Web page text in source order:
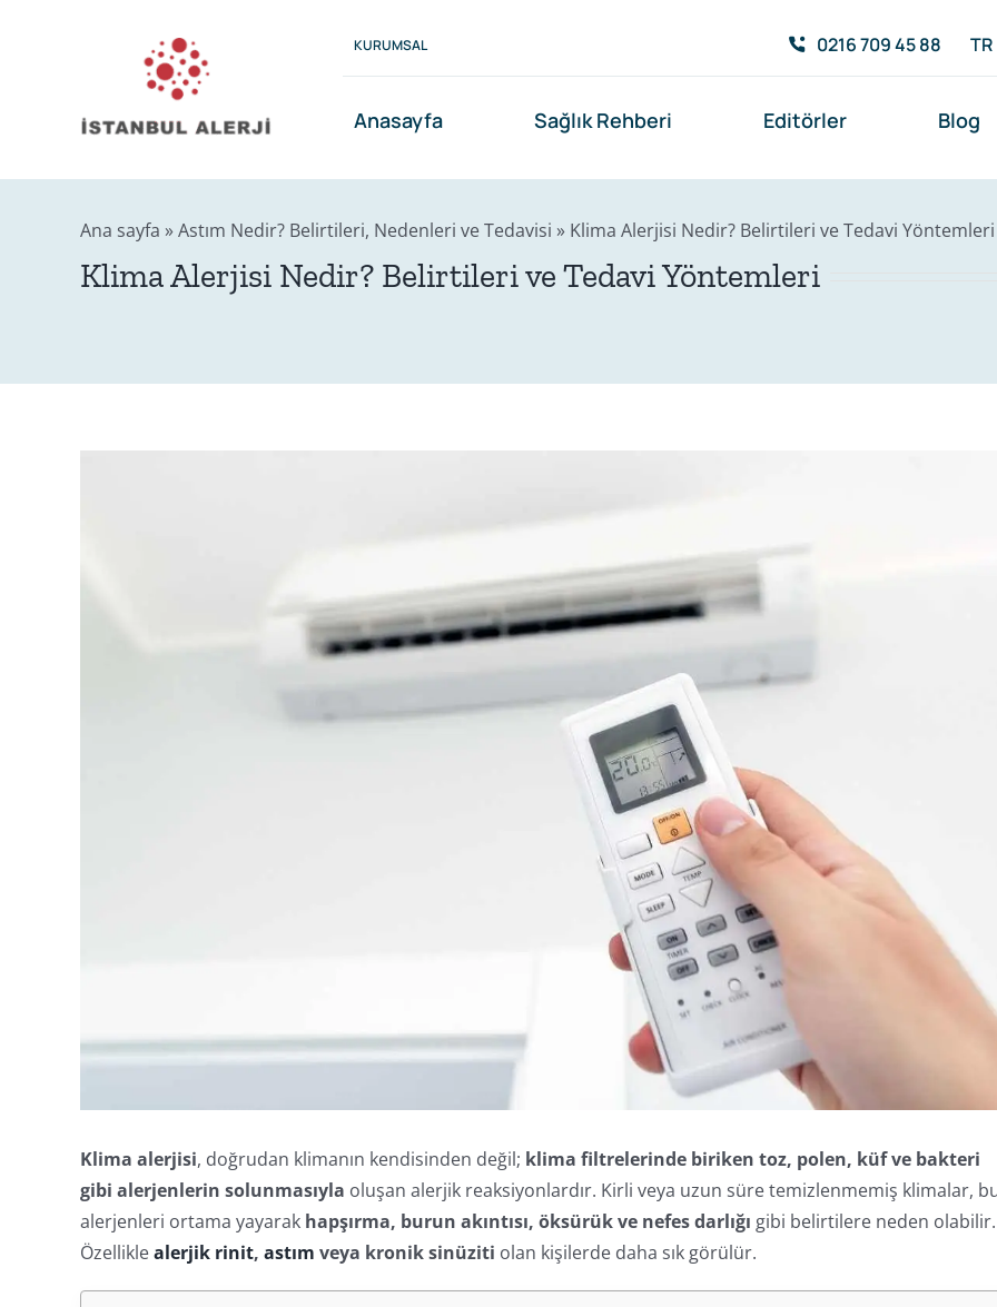
KURUMSAL 0216 709 45 88 TR
Anasayfa Sağlık Rehberi Editörler Blog
Ana sayfa »Astım Nedir? Belirtileri, Nedenleri ve Tedavisi » Klima Alerjisi Nedir? Belirtileri ve Tedavi Yöntemleri
Klima Alerjisi Nedir? Belirtileri ve Tedavi Yöntemleri
Klima alerjisi, doğrudan klimanın kendisinden değil; klima filtrelerinde biriken toz, polen, küf ve bakteri
gibi alerjenlerin solunmasıyla oluşan alerjik reaksiyonlardır. Kirli veya uzun süre temizlenmemiş klimalar,
alerjenleri ortama yayarak hapşırma, burun akıntısı, öksürük ve nefes darlığı gibi belirtilere neden olabilir.
Özelliklealerjik rinit, astım veya kronik sinüziti olan kişilerde daha sık görülür.